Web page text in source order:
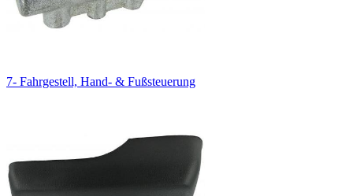
7- Fahrgestell, Hand- & Fußsteuerung